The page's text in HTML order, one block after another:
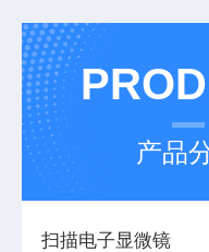
产品
扫描电子显微镜